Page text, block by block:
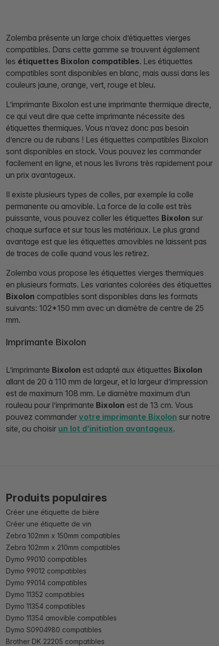
Zolemba présente un large choix d’étiquettes vierges
compatibles. Dans cette gamme se trouvent également
les étiquettes Bixolon compatibles. Les étiquettes
compatibles sont disponibles en blanc, mais aussi dans les
couleurs jaune, orange, vert, rouge et bleu.
L’imprimante Bixolon est une imprimante thermique directe,
ce qui veut dire que cette imprimante nécessite des
étiquettes thermiques. Vous n’avez donc pas besoin
d’encre ou de rubans ! Les étiquettes compatibles Bixolon
sont disponibles en stock. Vous pouvez les commander
facilement en ligne, et nous les livrons très rapidement pour
un prix avantageux.
Il existe plusieurs types de colles, par exemple la colle
permanente ou amovible. La force de la colle est très
puissante, vous pouvez coller les étiquettes Bixolon sur
chaque surface et sur tous les matériaux. Le plus grand
avantage est que les étiquettes amovibles ne laissent pas
de traces de colle quand vous les retirez.
Zolemba vous propose les étiquettes vierges thermiques
en plusieurs formats. Les variantes colorées des étiquettes
Bixolon compatibles sont disponibles dans les formats
suivants: 102*150 mm avec un diamètre de centre de 25
mm.
Imprimante Bixolon
L’imprimante Bixolon est adapté aux étiquettes Bixolon
allant de 20 à 110 mm de largeur, et la largeur d’impression
est de maximum 108 mm. Le diamètre maximum d’un
rouleau pour l’imprimante Bixolon est de 13 cm. Vous
pouvez commander votre imprimante Bixolon sur notre
site, ou choisir un lot d’initiation avantageux.
Produits populaires
Créer une étiquette de bière
Créer une étiquette de vin
Zebra 102mm x 150mm compatibles
Zebra 102mm x 210mm compatibles
Dymo 99010 compatibles
Dymo 99012 compatibles
Dymo 99014 compatibles
Dymo 11352 compatibles
Dymo 11354 compatibles
Dymo 11354 amovible compatibles
Dymo S0904980 compatibles
Brother DK 22205 compatibles